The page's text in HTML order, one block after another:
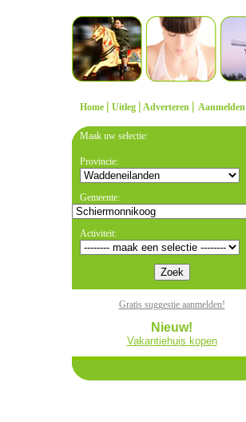
Home | Uitleg | Adverteren | Aanmelden
Maak uw selectie:
Provincie:
Gemeente:
Activiteit:
Gratis suggestie aanmelden!
Nieuw!
Vakantiehuis kopen